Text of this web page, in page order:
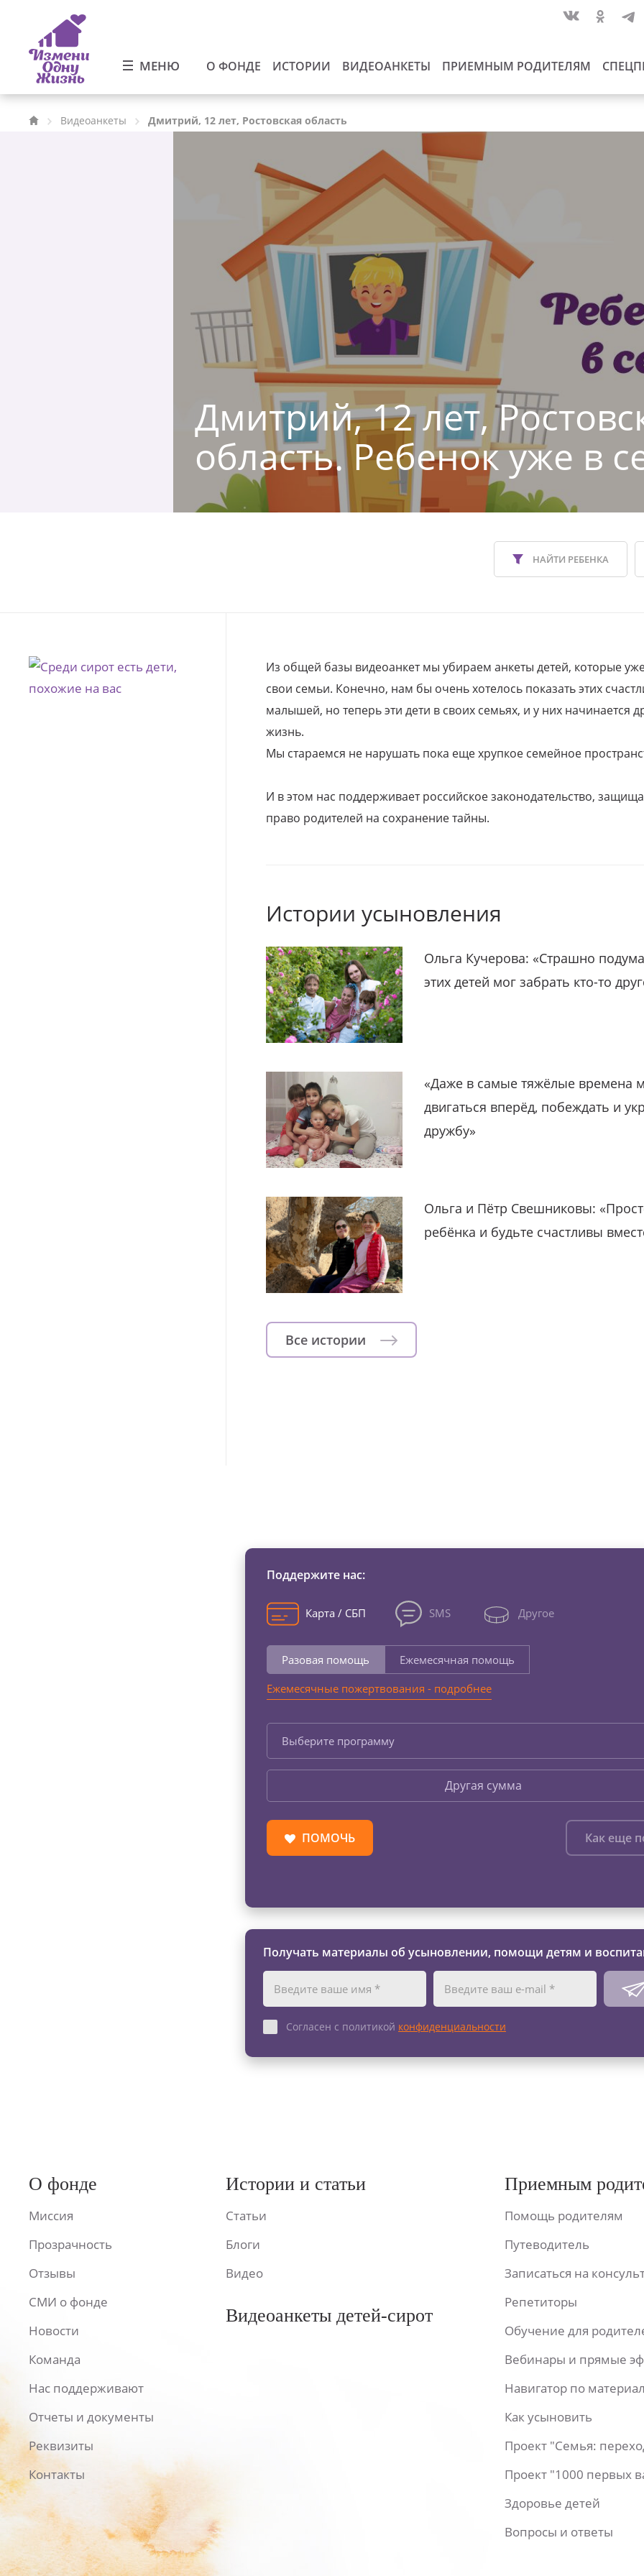
МЕНЮ О ФОНДЕ ИСТОРИИ ВИДЕОАНКЕТЫ ПРИЕМНЫМ РОДИТЕЛЯМ
Видеоанкеты Дмитрий, 12 лет, Ростовская область
Дмитрий, 12 лет,
область. Ребенок уже в
НАЙТИ РЕБЕНКА
Из общей базы видеоанкет мы убираем анкеты детей, которые
свои семьи. Конечно, нам бы очень хотелось показать этих
малышей, но теперь эти дети в своих семьях, и у них начинается
жизнь.
Мы стараемся не нарушать пока еще хрупкое семейное
И в этом нас поддерживает российское законодательство,
право родителей на сохранение тайны.
Истории усыновления
Ольга Кучерова: «Страшно
этих детей мог забрать кто-то
«Даже в самые тяжёлые времена
двигаться вперёд, побеждать и
дружбу»
Ольга и Пётр Свешниковы:
ребёнка и будьте счастливы
Все истории
Поддержите нас:
Карта / СБП SMS Другое
Разовая помощь
Ежемесячная помощь
Ежемесячные пожертвования - подробнее
Выберите программу
Другая сумма
ПОМОЧЬ Как еще
Получать материалы об усыновлении, помощи детям и
Согласен с политикой конфиденциальности
О фонде
Миссия
Прозрачность
Отзывы
СМИ о фонде
Новости
Команда
Нас поддерживают
Отчеты и документы
Реквизиты
Контакты
Истории и статьи
Статьи
Блоги
Видео
Видеоанкеты детей-сирот
Приемным
Помощь родителям
Путеводитель
Записаться на
Репетиторы
Обучение для
Вебинары и прямые
Навигатор по
Как усыновить
Проект "Семья:
Проект "1000 первых
Здоровье детей
Вопросы и ответы